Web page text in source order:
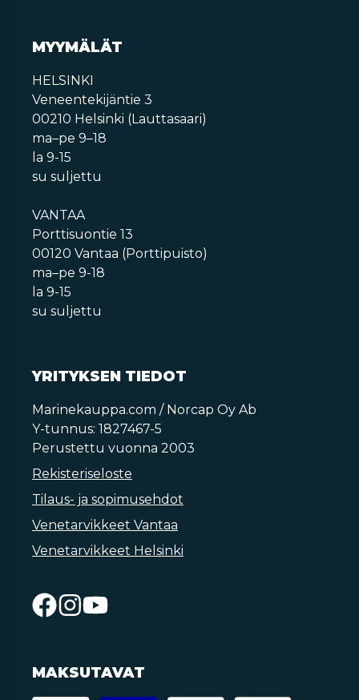
MYYMÄLÄT
HELSINKI
Veneentekijäntie 3
00210 Helsinki (Lauttasaari)
ma–pe 9–18
la 9-15
su suljettu
VANTAA
Porttisuontie 13
00120 Vantaa (Porttipuisto)
ma–pe 9-18
la 9-15
su suljettu
YRITYKSEN TIEDOT
Marinekauppa.com / Norcap Oy Ab
Y-tunnus: 1827467-5
Perustettu vuonna 2003
Rekisteriseloste
Tilaus- ja sopimusehdot
Venetarvikkeet Vantaa
Venetarvikkeet Helsinki
MAKSUTAVAT